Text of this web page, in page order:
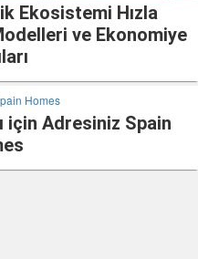
Ekosistemi Hızla
ve Ekonomiye
için Adresiniz Spain